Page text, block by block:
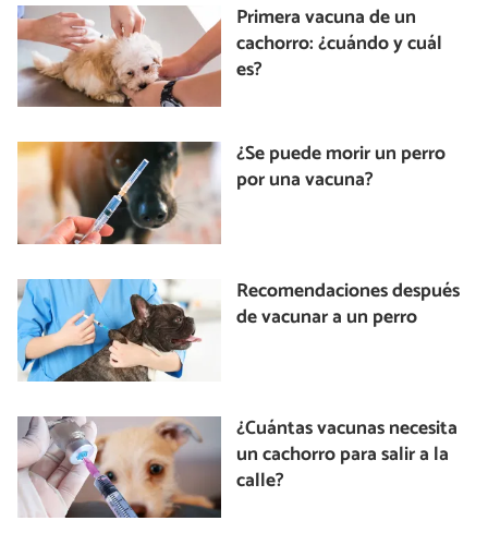
Primera vacuna de un
cachorro: ¿cuándo y cuál
es?
¿Se puede morir un perro
por una vacuna?
Recomendaciones después
de vacunar a un perro
¿Cuántas vacunas necesita
un cachorro para salir a la
calle?